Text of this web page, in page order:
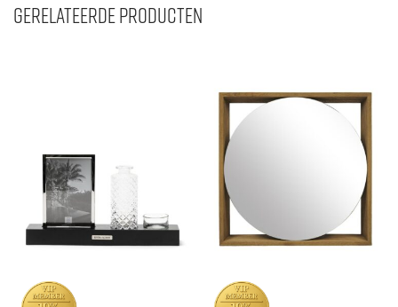
Gerelateerde producten